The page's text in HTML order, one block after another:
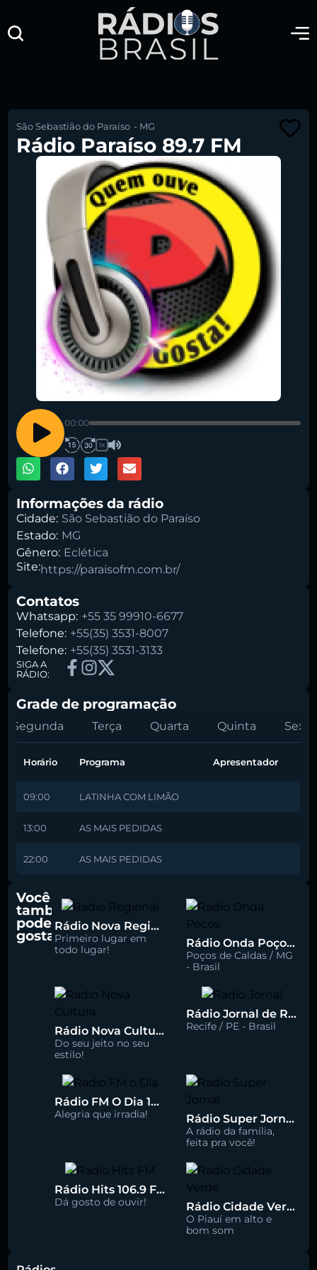
Pesquise aqui a sua rádio favorita:
São Sebastião do Paraíso - MG
Rádio Paraíso 89.7 FM
00:00
1X
Informações da rádio
Cidade: São Sebastião do Paraíso
Estado: MG
Gênero: Eclética
Site:https://paraisofm.com.br/
Contatos
Whatsapp: +55 35 99910-6677
Telefone: +55(35) 3531-8007
Telefone: +55(35) 3531-3133
SIGA A
RÁDIO:
Grade de programação
Segunda Terça Quarta Quinta Sexta
Horário Programa Apresentador
09:00 LATINHA COM LIMÃO
13:00 AS MAIS PEDIDAS
22:00 AS MAIS PEDIDAS
Você
também
pode
gostar
Rádio Nova Regional 91.5 FM
Primeiro lugar em
todo lugar!
Rádio Onda Poços 96.7 FM
Poços de Caldas / MG
- Brasil
Rádio Nova Cultura 93.1 FM
Do seu jeito no seu
estilo!
Rádio Jornal de Recife 90.3 FM
Recife / PE - Brasil
Rádio FM O Dia 100.5
Alegria que irradia! Rádio Super Jornal 105.7 FM
A rádio da família,
feita pra você!
Rádio Hits 106.9 FM
Dá gosto de ouvir! Rádio Cidade Verde 93.5 FM
O Piauí em alto e
bom som